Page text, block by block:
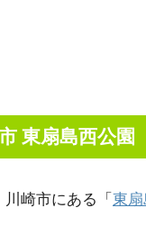
東扇島西公園
崎市にある「 東